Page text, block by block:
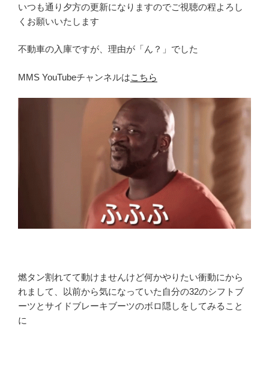
いつも通り夕方の更新になりますのでご視聴の程よろし
くお願いいたします
不動車の入庫ですが、理由が「ん？」でした
MMS YouTubeチャンネルはこちら
燃タン割れてて動けませんけど何かやりたい衝動にから
れまして、以前から気になっていた自分の32のシフトブ
ーツとサイドブレーキブーツのボロ隠しをしてみること
に